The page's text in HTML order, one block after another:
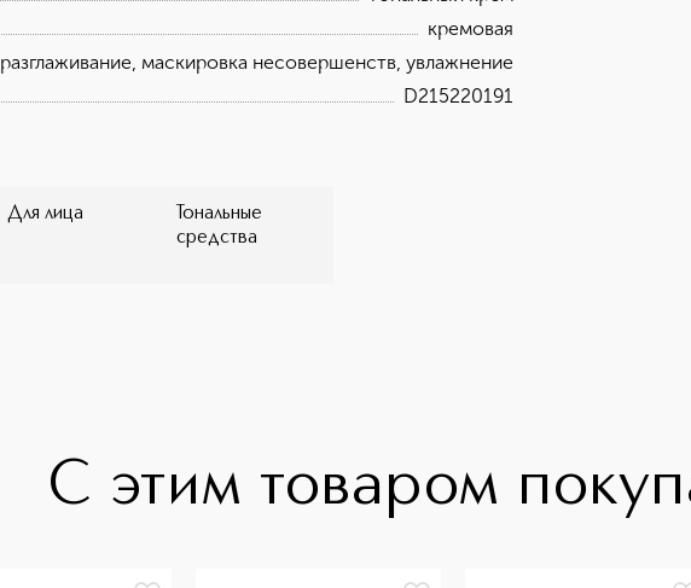
кремовая
разглаживание, маскировка несовершенств, увлажнение
D215220191
Для лица
Тональные
средства
С этим товаром